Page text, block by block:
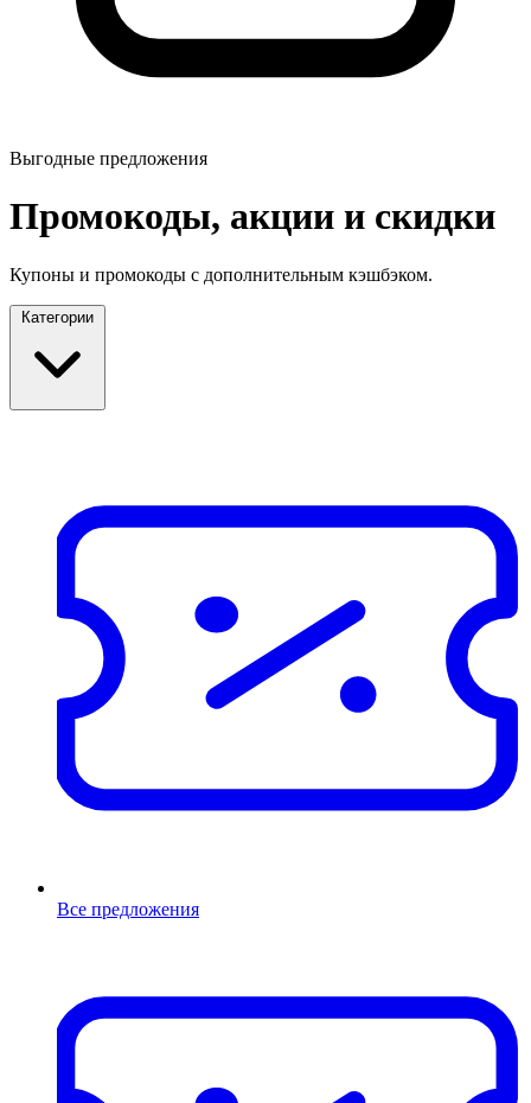
Выгодные предложения
Промокоды, акции и скидки
Купоны и промокоды с дополнительным кэшбэком.
Категории
Все предложения